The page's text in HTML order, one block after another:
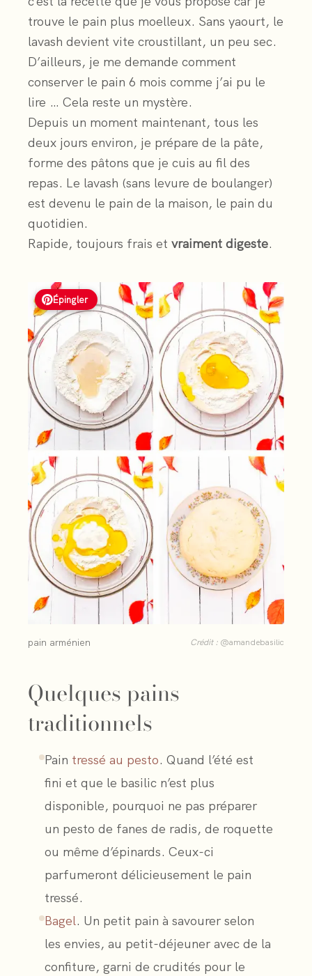
trouve le pain plus moelleux. Sans yaourt, le
lavash devient vite croustillant, un peu sec.
D’ailleurs, je me demande comment
conserver le pain 6 mois comme j’ai pu le
lire … Cela reste un mystère.
Depuis un moment maintenant, tous les
deux jours environ, je prépare de la pâte,
forme des pâtons que je cuis au fil des
repas. Le lavash (sans levure de boulanger)
est devenu le pain de la maison, le pain du
quotidien.
Rapide, toujours frais et vraiment digeste.
Épingler
pain arménien Crédit : @amandebasilic
Quelques pains
traditionnels
Pain tressé au pesto. Quand l’été est
fini et que le basilic n’est plus
disponible, pourquoi ne pas préparer
un pesto de fanes de radis, de roquette
ou même d’épinards. Ceux-ci
parfumeront délicieusement le pain
tressé.
Bagel. Un petit pain à savourer selon
les envies, au petit-déjeuner avec de la
confiture, garni de crudités pour le